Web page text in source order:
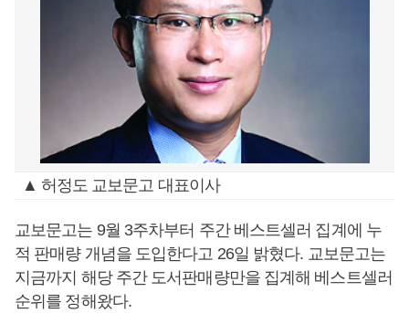
▲ 허정도 교보문고 대표이사
교보문고는 9월 3주차부터 주간 베스트셀러 집계에 누
적 판매량 개념을 도입한다고 26일 밝혔다. 교보문고는
지금까지 해당 주간 도서판매량만을 집계해 베스트셀러
순위를 정해왔다.